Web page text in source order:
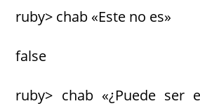
ruby> chab «Este no es»
false
ruby> chab «¿Puede ser